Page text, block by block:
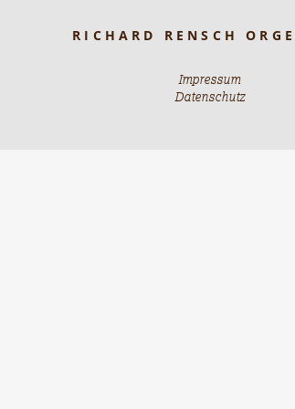
RICHARD RENSCH
Impressum
Datenschutz